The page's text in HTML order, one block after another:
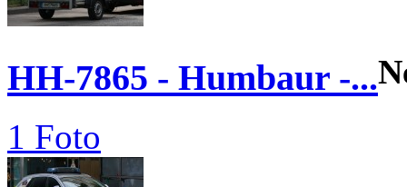
HH-7865 - Humbaur -...
1 Foto